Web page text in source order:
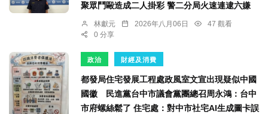
聚眾鬥毆造成二人掛彩 警二分局火速連逮六嫌
林獻元 2026年八月06日
47 觀看
0 分享
政治 財經及消費
都發局住宅發展工程處政風室文宣出現疑似中國
國徽 民進黨台中市議會黨團總召周永鴻：台中
市府螺絲鬆了 住宅處：對中市社宅AI生成圖卡誤